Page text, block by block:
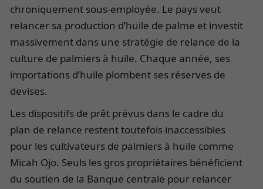
chroniquement sous-employée. Le pays veut
relancer sa production d’huile de palme et investit
massivement dans une stratégie de relance de la
culture de palmiers à huile. Chaque année, ses
importations d’huile plombent ses réserves de
devises.
Les dispositifs de prêt prévus dans le cadre du
plan de relance restent toutefois inaccessibles
pour les cultivateurs de palmiers à huile comme
Micah Ojo. Seuls les gros propriétaires bénéficient
du soutien de la Banque centrale pour relancer